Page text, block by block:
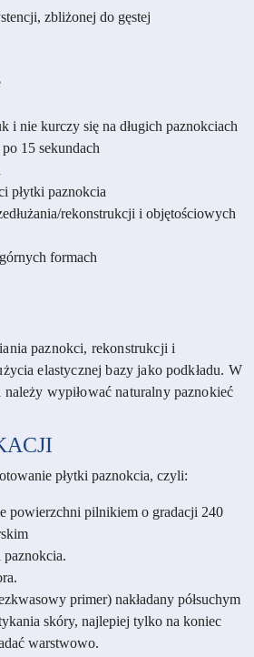
zbliżonej do gęstej
i nie kurczy się na długich paznokciach
15 sekundach
płytki paznokcia
rekonstrukcji i objętościowych
formach
paznokci, rekonstrukcji i
elastycznej bazy jako podkładu. W
wypiłować naturalny paznokieć
płytki paznokcia, czyli:
powierzchni pilnikiem o gradacji 240
paznokcia.
primer) nakładany półsuchym
skóry, najlepiej tylko na koniec
warstwowo.